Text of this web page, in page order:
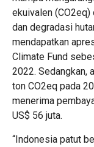
ekuivalen
dan degradasi
mendapatkan
Climate Fund
2022. Sedangkan,
ton CO2eq pada
menerima
US$ 56 juta.
“Indonesia patut